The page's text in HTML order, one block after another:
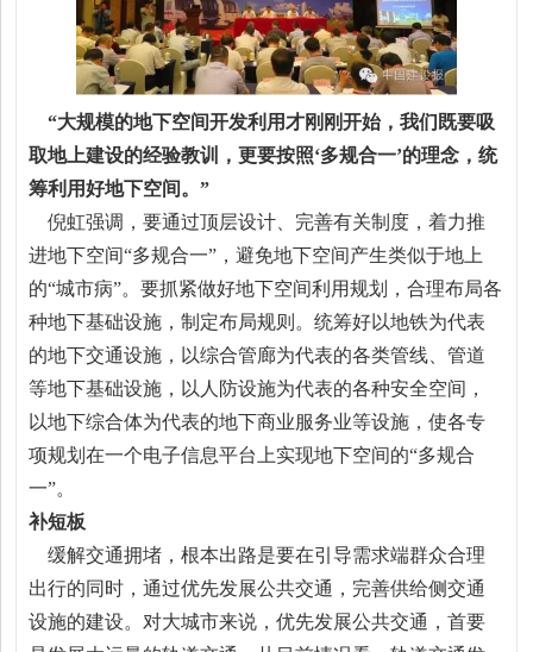
“大规模的地下空间开发利用才刚刚开始，我们既要吸
取地上建设的经验教训，更要按照‘多规合一’的理念，统
筹利用好地下空间。”
倪虹强调，要通过顶层设计、完善有关制度，着力推
进地下空间“多规合一”，避免地下空间产生类似于地上
的“城市病”。要抓紧做好地下空间利用规划，合理布局各
种地下基础设施，制定布局规则。统筹好以地铁为代表
的地下交通设施，以综合管廊为代表的各类管线、管道
等地下基础设施，以人防设施为代表的各种安全空间，
以地下综合体为代表的地下商业服务业等设施，使各专
项规划在一个电子信息平台上实现地下空间的“多规合
一”。
补短板
缓解交通拥堵，根本出路是要在引导需求端群众合理
出行的同时，通过优先发展公共交通，完善供给侧交通
设施的建设。对大城市来说，优先发展公共交通，首要